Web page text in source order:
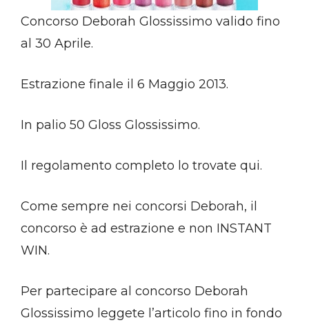
Concorso Deborah Glossissimo valido fino
al 30 Aprile.
Estrazione finale il 6 Maggio 2013.
In palio 50 Gloss Glossissimo.
Il regolamento completo lo trovate qui.
Come sempre nei concorsi Deborah, il
concorso è ad estrazione e non INSTANT
WIN.
Per partecipare al concorso Deborah
Glossissimo leggete l’articolo fino in fondo